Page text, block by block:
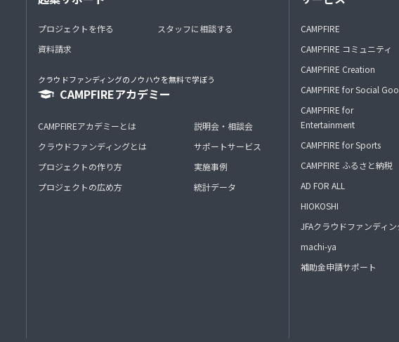
プロジェクトを作る
資料請求
スタッフに相談する
クラウドファンディングのノウハウを無料で学ぼう
CAMPFIREアカデミー
CAMPFIREアカデミーとは
クラウドファンディングとは
プロジェクトの作り方
プロジェクトの広め方
説明会・相談会
サポートサービス
実施事例
統計データ
CAMPFIRE
CAMPFIRE コミュニティ
CAMPFIRE Creation
CAMPFIRE for Social
CAMPFIRE for
Entertainment
CAMPFIRE for Sports
CAMPFIRE ふるさと納税
AD FOR ALL
HIOKOSHI
JFAクラウドファンディン
machi-ya
補助金申請サポート